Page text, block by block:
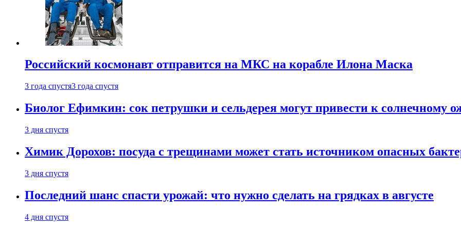
Российский космонавт отправится на МКС на корабле Илона Маска
3 года спустя3 года спустя
Биолог Ефимкин: сок петрушки и сельдерея могут привести к солнечному
3 дня спустя
Химик Дорохов: посуда с трещинами может стать источником опасных
3 дня спустя
Последний шанс спасти урожай: что нужно сделать на грядках в августе
4 дня спустя